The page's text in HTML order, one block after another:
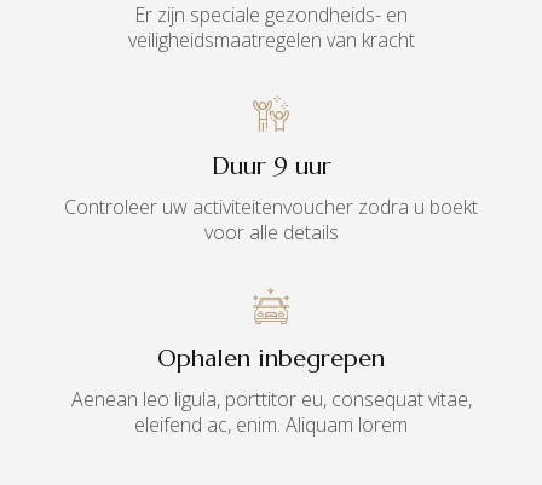
Er zijn speciale gezondheids- en
veiligheidsmaatregelen van kracht
Duur 9 uur
Controleer uw activiteitenvoucher zodra u boekt
voor alle details
Ophalen inbegrepen
Aenean leo ligula, porttitor eu, consequat vitae,
eleifend ac, enim. Aliquam lorem